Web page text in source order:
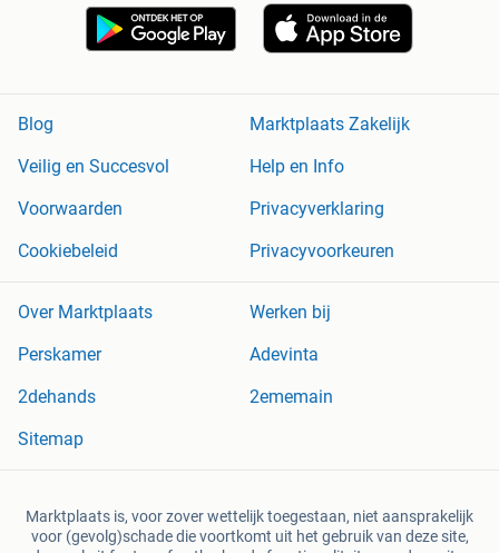
Blog
Marktplaats Zakelijk
Veilig en Succesvol
Help en Info
Voorwaarden
Privacyverklaring
Cookiebeleid
Privacyvoorkeuren
Over Marktplaats
Werken bij
Perskamer
Adevinta
2dehands
2ememain
Sitemap
Marktplaats is, voor zover wettelijk toegestaan, niet aansprakelijk
voor (gevolg)schade die voortkomt uit het gebruik van deze site,